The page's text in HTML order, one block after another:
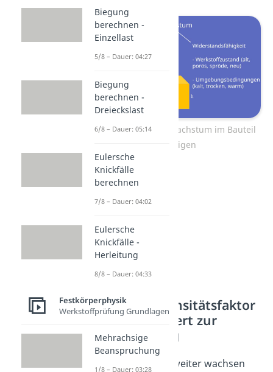
Faktoren die das Risswachstum im Bauteil
begünstigen
Spannungsintensitätsfaktor
als kritischer Wert zur
Rissausbreitung
Wenn der Riss nicht weiter wachsen
Biegung
berechnen -
Einzellast
5/8 – Dauer: 04:27
Biegung
berechnen -
Dreieckslast
6/8 – Dauer: 05:14
Eulersche
Knickfälle
berechnen
7/8 – Dauer: 04:02
Eulersche
Knickfälle -
Herleitung
8/8 – Dauer: 04:33
Festkörperphysik
Werkstoffprüfung Grundlagen
Mehrachsige
Beanspruchung
1/8 – Dauer: 03:28